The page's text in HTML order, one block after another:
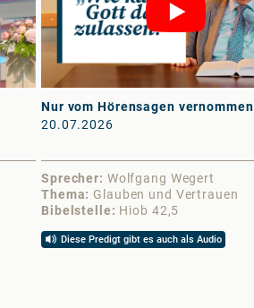
Nur vom Hörensagen vernommen
20.07.2026
Sprecher
Wolfgang Wegert
Thema
Glauben und Vertrauen
Bibelstelle
Hiob 42,5
Diese Predigt gibt es auch als Audio